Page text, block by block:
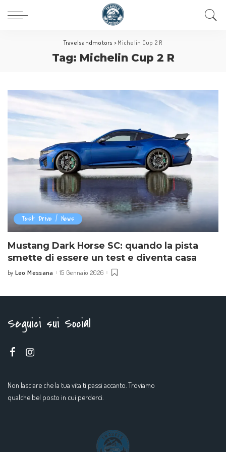
Travelsandmotors > Michelin Cup 2 R
Tag: Michelin Cup 2 R
Test Drive / News
Mustang Dark Horse SC: quando la pista
smette di essere un test e diventa casa
by Leo Messana 15 Gennaio 2026
Seguici sui Social
Non lasciare che la tua vita ti passi accanto. Troviamo
qualche bel posto in cui perderci.